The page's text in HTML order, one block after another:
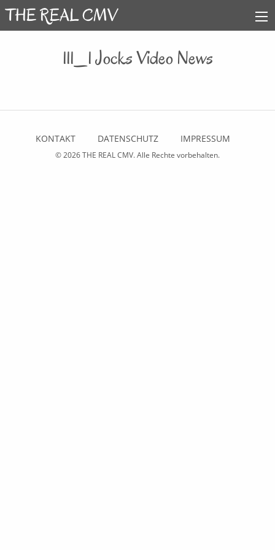
111_1 Jocks Video News
KONTAKT DATENSCHUTZ IMPRESSUM
© 2026THE REAL CMV. Alle Rechte vorbehalten.